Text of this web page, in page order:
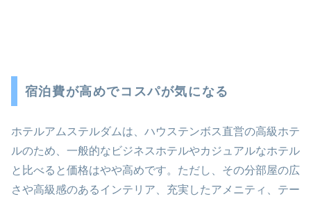
宿泊費が高めでコスパが気になる
ホテルアムステルダムは、ハウステンボス直営の高級ホテ
ルのため、一般的なビジネスホテルやカジュアルなホテル
と比べると価格はやや高めです。ただし、その分部屋の広
さや高級感のあるインテリア、充実したアメニティ、テー